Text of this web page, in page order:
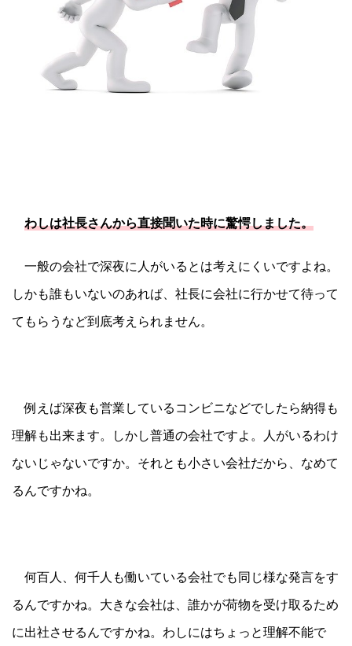
わしは社長さんから直接聞いた時に驚愕しました。
一般の会社で深夜に人がいるとは考えにくいですよね。
しかも誰もいないのあれば、社長に会社に行かせて待って
てもらうなど到底考えられません。
例えば深夜も営業しているコンビニなどでしたら納得も
理解も出来ます。しかし普通の会社ですよ。人がいるわけ
ないじゃないですか。それとも小さい会社だから、なめて
るんですかね。
何百人、何千人も働いている会社でも同じ様な発言をす
るんですかね。大きな会社は、誰かが荷物を受け取るため
に出社させるんですかね。わしにはちょっと理解不能で